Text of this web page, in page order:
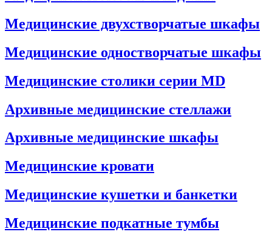
Медицинские двухстворчатые шкафы
Медицинские одностворчатые шкафы
Медицинские столики серии MD
Архивные медицинские стеллажи
Архивные медицинские шкафы
Медицинские кровати
Медицинские кушетки и банкетки
Медицинские подкатные тумбы